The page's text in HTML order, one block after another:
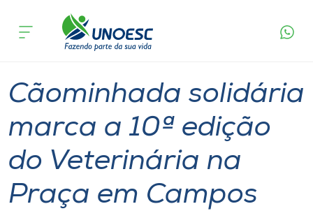
Cursos
Atendimento ao Estudante
Portal de Ensino
acontece
Cãominhada solidária
marca a 10ª edição
do Veterinária na
Praça em Campos